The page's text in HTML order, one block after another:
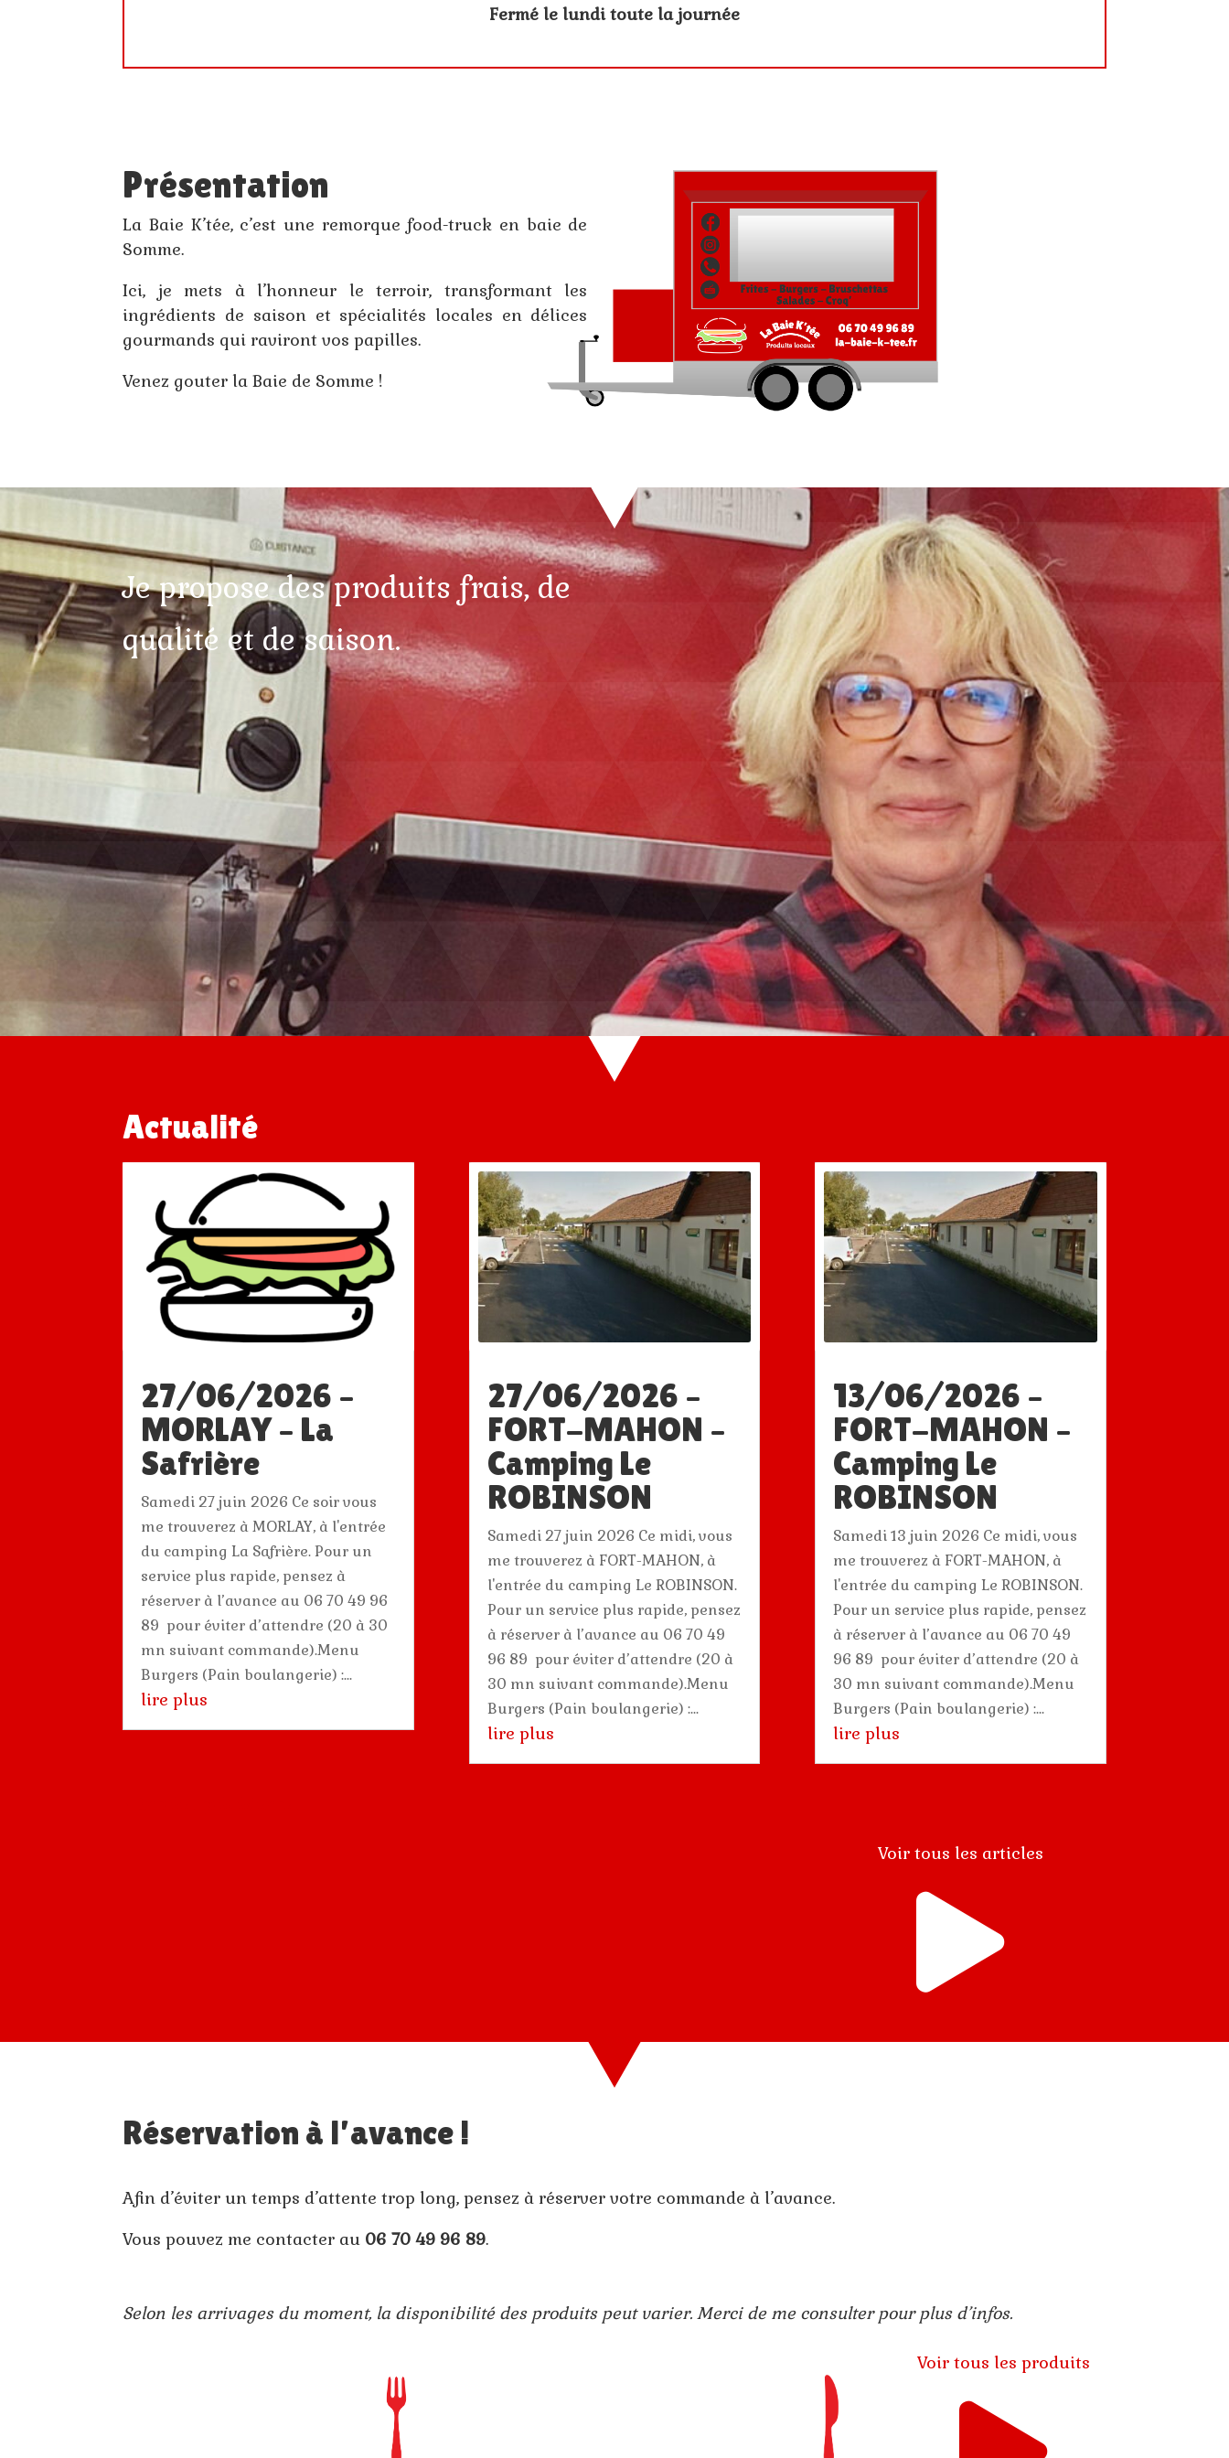
Fermé le lundi toute la journée
Présentation
La Baie K’tée, c’est une remorque food-truck en baie de
Somme.
Ici, je mets à l’honneur le terroir, transformant les
ingrédients de saison et spécialités locales en délices
gourmands qui raviront vos papilles.
Venez gouter la Baie de Somme !
Je propose des produits frais, de
qualité et de saison.
Actualité
27/06/2026 –
MORLAY – La
Safrière
Samedi 27 juin 2026 Ce soir vous
me trouverez à MORLAY, à l'entrée
du camping La Safrière. Pour un
service plus rapide, pensez à
réserver à l’avance au 06 70 49 96
89 pour éviter d’attendre (20 à 30
mn suivant commande).Menu
Burgers (Pain boulangerie) :...
lire plus
27/06/2026 –
FORT-MAHON –
Camping Le
ROBINSON
Samedi 27 juin 2026 Ce midi, vous
me trouverez à FORT-MAHON, à
l'entrée du camping Le ROBINSON.
Pour un service plus rapide, pensez
à réserver à l’avance au 06 70 49
96 89 pour éviter d’attendre (20 à
30 mn suivant commande).Menu
Burgers (Pain boulangerie) :...
lire plus
13/06/2026 –
FORT-MAHON –
Camping Le
ROBINSON
Samedi 13 juin 2026 Ce midi, vous
me trouverez à FORT-MAHON, à
l'entrée du camping Le ROBINSON.
Pour un service plus rapide, pensez
à réserver à l’avance au 06 70 49
96 89 pour éviter d’attendre (20 à
30 mn suivant commande).Menu
Burgers (Pain boulangerie) :...
lire plus
Voir tous les articles

Réservation à l’avance !
Afin d’éviter un temps d’attente trop long, pensez à réserver votre commande à l’avance.
Vous pouvez me contacter au 06 70 49 96 89.
Selon les arrivages du moment, la disponibilité des produits peut varier. Merci de me consulter pour plus d’infos.
Voir tous les produits